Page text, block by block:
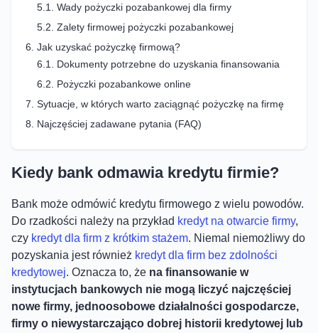
Wady pożyczki pozabankowej dla firmy
Zalety firmowej pożyczki pozabankowej
Jak uzyskać pożyczkę firmową?
Dokumenty potrzebne do uzyskania finansowania
Pożyczki pozabankowe online
Sytuacje, w których warto zaciągnąć pożyczkę na firmę
Najczęściej zadawane pytania (FAQ)
Kiedy bank odmawia kredytu firmie?
Bank może odmówić kredytu firmowego z wielu powodów.
Do rzadkości należy na przykład kredyt na otwarcie firmy,
czy kredyt dla firm z krótkim stażem. Niemal niemożliwy do
pozyskania jest również kredyt dla firm bez zdolności
kredytowej. Oznacza to, że na finansowanie w
instytucjach bankowych nie mogą liczyć najczęściej
nowe firmy, jednoosobowe działalności gospodarcze,
firmy o niewystarczająco dobrej historii kredytowej lub